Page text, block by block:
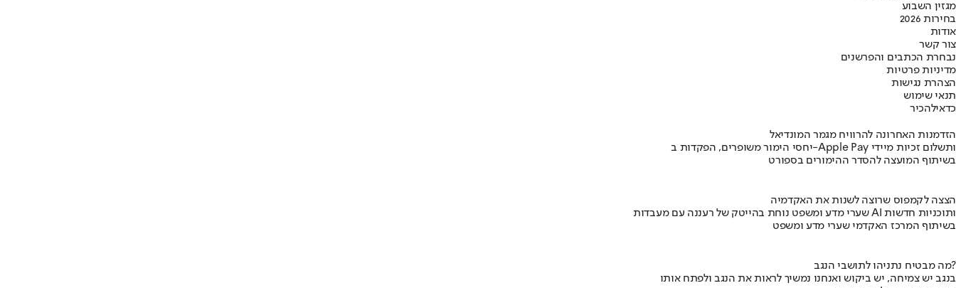
מגזין השבוע
בחירות 2026
אודות
צור קשר
נבחרת הכתבים והפרשנים
מדיניות פרטיות
הצהרת נגישות
תנאי שימוש
כדאילהכיר
הזדמנות האחרונה להרוויח מגמר המונדיאל
יחסי הימור משופרים, הפקדות ב-Apple Pay ותשלום זכיות מיידי
בשיתוף המועצה להסדר ההימורים בספורט
הצצה לקמפוס שרוצה לשנות את האקדמיה
שערי מדע ומשפט נוחת בהייטק של רעננה עם מעבדות AI ותוכניות חדשות
בשיתוף המרכז האקדמי שערי מדע ומשפט
מה מבטיח נתניהו לתושבי הנגב?
בנגב יש צמיחה, יש ביקוש ואנחנו נמשיך לראות את הנגב ולפתח אותו